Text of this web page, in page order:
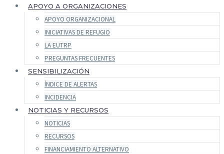
APOYO A ORGANIZACIONES
APOYO ORGANIZACIONAL
INICIATIVAS DE REFUGIO
LA EUTRP
PREGUNTAS FRECUENTES
SENSIBILIZACIÓN
ÍNDICE DE ALERTAS
INCIDENCIA
NOTICIAS Y RECURSOS
NOTICIAS
RECURSOS
FINANCIAMIENTO ALTERNATIVO